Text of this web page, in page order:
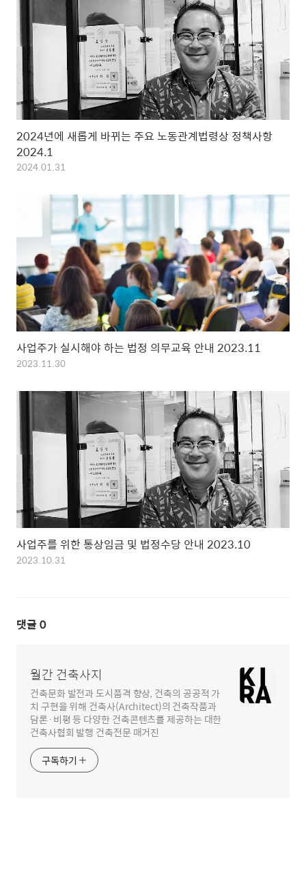
2024년에 새롭게 바뀌는 주요 노동관계법령상 정책사항
2024.1
2024.01.31
사업주가 실시해야 하는 법정 의무교육 안내 2023.11
2023.11.30
사업주를 위한 통상임금 및 법정수당 안내 2023.10
2023.10.31
댓글 0
월간 건축사지
건축문화 발전과 도시품격 향상, 건축의 공공적 가
치 구현을 위해 건축사(Architect)의 건축작품과
담론·비평 등 다양한 건축콘텐츠를 제공하는 대한
건축사협회 발행 건축전문 매거진
구독하기